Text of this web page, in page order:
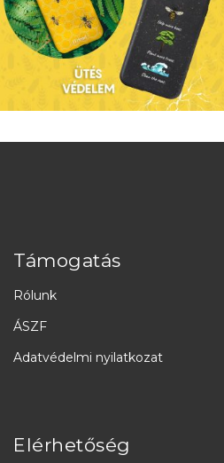
Támogatás
Rólunk
ÁSZF
Adatvédelmi nyilatkozat
Elérhetőség